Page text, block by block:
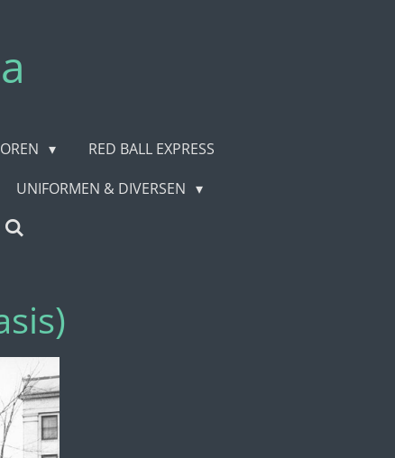
RED BALL EXPRESS
UNIFORMEN & DIVERSEN